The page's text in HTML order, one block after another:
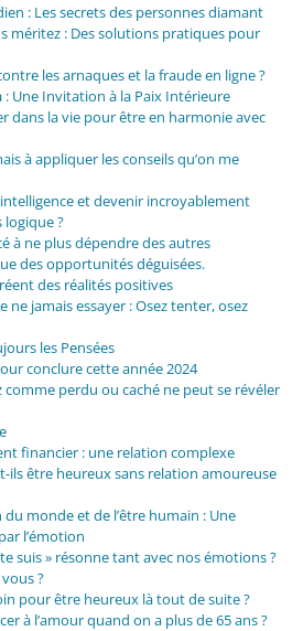
: Les secrets des personnes diamant
méritez : Des solutions pratiques pour
les arnaques et la fraude en ligne ?
: Une Invitation à la Paix Intérieure
dans la vie pour être en harmonie avec
à appliquer les conseils qu’on me
et devenir incroyablement
?
à ne plus dépendre des autres
des opportunités déguisées.
des réalités positives
ne jamais essayer : Osez tenter, osez
les Pensées
conclure cette année 2024
comme perdu ou caché ne peut se révéler
financier : une relation complexe
ils être heureux sans relation amoureuse
monde et de l’être humain : Une
l’émotion
suis » résonne tant avec nos émotions ?
vous ?
pour être heureux là tout de suite ?
à l’amour quand on a plus de 65 ans ?